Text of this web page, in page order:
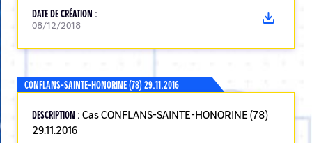
DATE DE CRÉATION :
08/12/2018
CONFLANS-SAINTE-HONORINE (78) 29.11.2016
DESCRIPTION : Cas CONFLANS-SAINTE-HONORINE (78)
29.11.2016